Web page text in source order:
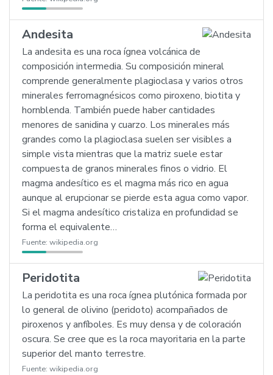
Andesita
La andesita es una roca ígnea volcánica de
composición intermedia. Su composición mineral
comprende generalmente plagioclasa y varios otros
minerales ferromagnésicos como piroxeno, biotita y
hornblenda. También puede haber cantidades
menores de sanidina y cuarzo. Los minerales más
grandes como la plagioclasa suelen ser visibles a
simple vista mientras que la matriz suele estar
compuesta de granos minerales finos o vidrio. El
magma andesítico es el magma más rico en agua
aunque al erupcionar se pierde esta agua como vapor.
Si el magma andesítico cristaliza en profundidad se
forma el equivalente…
Fuente: wikipedia.org
Peridotita
La peridotita es una roca ígnea plutónica formada por
lo general de olivino (peridoto) acompañados de
piroxenos y anfíboles. Es muy densa y de coloración
oscura. Se cree que es la roca mayoritaria en la parte
superior del manto terrestre.
Fuente: wikipedia.org